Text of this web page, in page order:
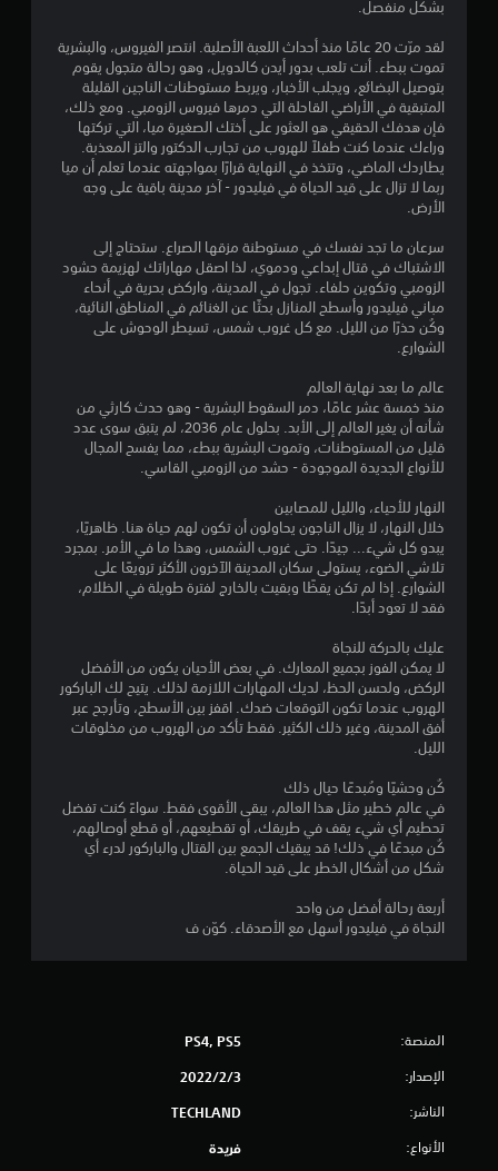
و
م
م
ن
ن
ج
م
م
إ
ج
م
ل
ي
9
1
بشكل منفصل.
لقد مرّت 20 عامًا منذ أحداث اللعبة الأصلية. انتصر الفيروس، والبشرية
تموت ببطء. أنت تلعب بدور أيدن كالدويل، وهو رحالة متجول يقوم
بتوصيل البضائع، ويجلب الأخبار، ويربط مستوطنات الناجين القليلة
المتبقية في الأراضي القاحلة التي دمرها فيروس الزومبي. ومع ذلك،
فإن هدفك الحقيقي هو العثور على أختك الصغيرة ميا، التي تركتها
وراءك عندما كنت طفلاً للهروب من تجارب الدكتور والتز المعذبة.
يطاردك الماضي، وتتخذ في النهاية قرارًا بمواجهته عندما تعلم أن ميا
ربما لا تزال على قيد الحياة في فيليدور - آخر مدينة باقية على وجه
الأرض.
سرعان ما تجد نفسك في مستوطنة مزقها الصراع. ستحتاج إلى
الاشتباك في قتال إبداعي ودموي، لذا اصقل مهاراتك لهزيمة حشود
الزومبي وتكوين حلفاء. تجول في المدينة، واركض بحرية في أنحاء
مباني فيليدور وأسطح المنازل بحثًا عن الغنائم في المناطق النائية،
وكُن حذرًا من الليل. مع كل غروب شمس، تسيطر الوحوش على
الشوارع.
عالم ما بعد نهاية العالم
منذ خمسة عشر عامًا، دمر السقوط البشرية - وهو حدث كارثي من
شأنه أن يغير العالم إلى الأبد. بحلول عام 2036، لم يتبق سوى عدد
قليل من المستوطنات، وتموت البشرية ببطء، مما يفسح المجال
للأنواع الجديدة الموجودة - حشد من الزومبي القاسي.
النهار للأحياء، والليل للمصابين
خلال النهار، لا يزال الناجون يحاولون أن تكون لهم حياة هنا. ظاهريًا،
يبدو كل شيء... جيدًا. حتى غروب الشمس، وهذا ما في الأمر. بمجرد
تلاشي الضوء، يستولى سكان المدينة الآخرون الأكثر ترويعًا على
الشوارع. إذا لم تكن يقظًا وبقيت بالخارج لفترة طويلة في الظلام،
فقد لا تعود أبدًا.
عليك بالحركة للنجاة
لا يمكن الفوز بجميع المعارك. في بعض الأحيان يكون من الأفضل
الركض، ولحسن الحظ، لديك المهارات اللازمة لذلك. يتيح لك الباركور
الهروب عندما تكون التوقعات ضدك. اقفز بين الأسطح، وتأرجح عبر
أفق المدينة، وغير ذلك الكثير. فقط تأكد من الهروب من مخلوقات
الليل.
كُن وحشيًا ومُبدعًا حيال ذلك
في عالم خطير مثل هذا العالم، يبقى الأقوى فقط. سواءً كنت تفضل
تحطيم أي شيء يقف في طريقك، أو تقطيعهم، أو قطع أوصالهم،
كُن مبدعًا في ذلك! قد يبقيك الجمع بين القتال والباركور لدرء أي
شكل من أشكال الخطر على قيد الحياة.
أربعة رحالة أفضل من واحد
النجاة في فيليدور أسهل مع الأصدقاء. كوّن ف
المنصة: PS4, PS5
الإصدار: 3‏/2‏/2022
الناشر: TECHLAND
الأنواع: فريدة